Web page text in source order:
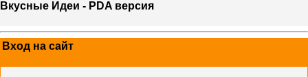
Вкусные Идеи - PDA версия
Вход на сайт